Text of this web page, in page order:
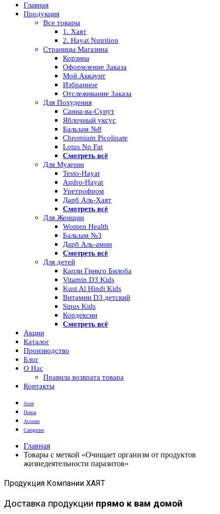
Главная
Продукция
Все товары
1. Хаят
2. Hayat Nutrition
Страницы Магазина
Корзина
Оформление Заказа
Мой Аккаунт
Избранное
Отслеживание Заказа
Для Похудения
Санна-ва-Сунут
Яблочный уксус
Бальзам №8
Chromium Picolinate
Lotus No Fat
Смотреть всё
Для Мужчин
Testo-Hayat
Andro-Hayat
Уретрофром
Дарб Аль-Хаят
Смотреть всё
Для Женщин
Women Health
Бальзам №3
Дарб Аль-амин
Смотреть всё
Для детей
Капли Гинкго Билоба
Vitamin D3 Kids
Kust Al Hindi Kids
Витамин D3 детский
Sinus Kids
Кордексин
Смотреть всё
Акции
Каталог
Производство
Блог
О Нас
Правила возврата товара
Контакты
Store
Поиск
Account
Categories
Главная
Товары с меткой «Очищает организм от продуктов
жизнедеятельности паразитов»
Продукция Компании ХАЯТ
Доставка продукции прямо к вам домой